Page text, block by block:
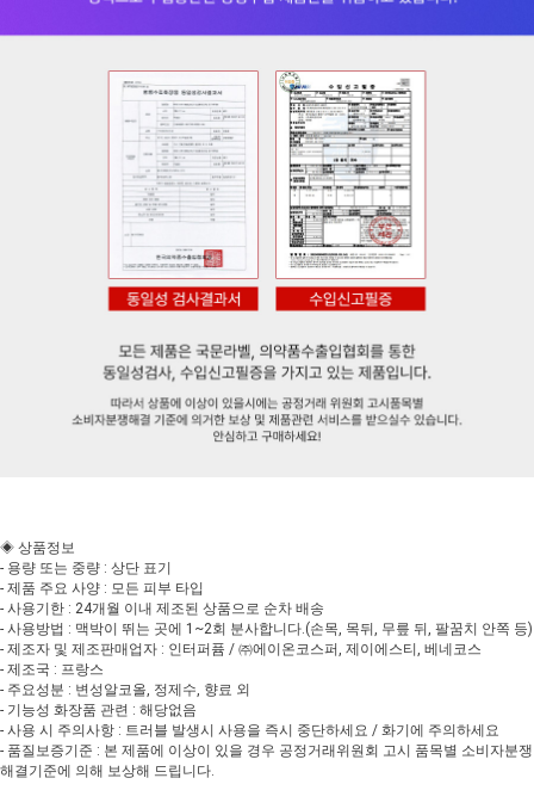
◈ 상품정보
- 용량 또는 중량 : 상단 표기
- 제품 주요 사양 : 모든 피부 타입
- 사용기한 : 24개월 이내 제조된 상품으로 순차 배송
- 사용방법 : 맥박이 뛰는 곳에 1~2회 분사합니다.(손목, 목뒤, 무릎 뒤, 팔꿈치 안쪽 등)
- 제조자 및 제조판매업자 : 인터퍼퓸 / ㈜에이온코스퍼, 제이에스티, 베네코스
- 제조국 : 프랑스
- 주요성분 : 변성알코올, 정제수, 향료 외
- 기능성 화장품 관련 : 해당없음
- 사용 시 주의사항 : 트러블 발생시 사용을 즉시 중단하세요 / 화기에 주의하세요
- 품질보증기준 : 본 제품에 이상이 있을 경우 공정거래위원회 고시 품목별 소비자분쟁
해결기준에 의해 보상해 드립니다.